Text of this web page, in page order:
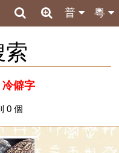
粵
普
冷僻字
0 個